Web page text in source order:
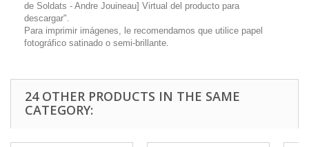
de Soldats - Andre Jouineau] Virtual del producto para
descargar".
Para imprimir imágenes, le recomendamos que utilice papel
fotográfico satinado o semi-brillante.
24 OTHER PRODUCTS IN THE SAME
CATEGORY: